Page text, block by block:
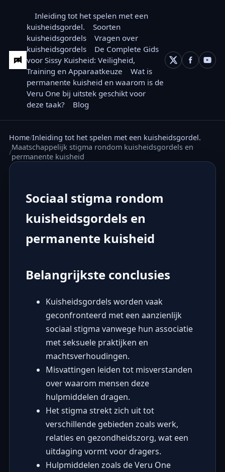
Inleiding tot het spelen met een
kuisheidsgordel.
Soorten
kuisheidsgordels
Vragen over
kuisheidsgordels
De Complete Gids
voor Sissy Kuisheid: Veiligheid,
Training en Apparaatkeuze
Wat is
permanente kuisheid en waarom is de
Veru One bij uitstek geschikt voor
deze taak?
Blog
Home Inleiding tot het spelen met een kuisheidsgordel.
Maatschappelijk stigma rondom kuisheidsgordels en
permanente kuisheid
Sociaal stigma rondom
kuisheidsgordels en
permanente kuisheid
Belangrijkste conclusies
Kuisheidsgordels worden vaak
geconfronteerd met een aanzienlijk
sociaal stigma vanwege hun associatie
met seksuele praktijken en
machtsverhoudingen.
Misvattingen leiden tot misverstanden
over waarom mensen deze
hulpmiddelen dragen.
Het stigma strekt zich uit tot
verschillende gebieden zoals werk,
relaties en gezondheidszorg, wat een
uitdaging vormt voor dragers.
Hulpmiddelen zoals de Veru One